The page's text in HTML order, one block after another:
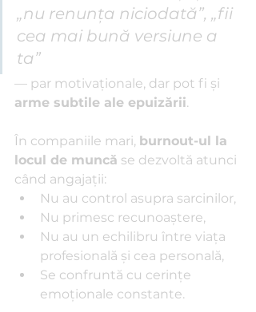
„nu renunța niciodată”, „fii
cea mai bună versiune a
ta”
— par motivaționale, dar pot fi și
arme subtile ale epuizării.
În companiile mari, burnout-ul la
locul de muncă se dezvoltă atunci
când angajații:
Nu au control asupra sarcinilor,
Nu primesc recunoaștere,
Nu au un echilibru între viața
profesională și cea personală,
Se confruntă cu cerințe
emoționale constante.